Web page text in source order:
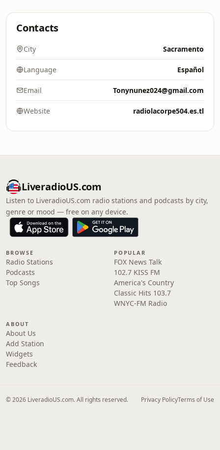
Contacts
City Sacramento
Language Español
Email Tonynunez024@gmail.com
Website radiolacorpe504.es.tl
LiveradioUS.com
Listen to LiveradioUS.com radio stations and podcasts by city,
genre or mood — free on any device.
BROWSE
Radio Stations
Podcasts
Top Songs
POPULAR
FOX News Talk
102.7 KISS FM
America's Country
Classic Hits 103.7
WNYC-FM Radio
ABOUT
About Us
Add Station
Widgets
Feedback
© 2026 LiveradioUS.com. All rights reserved. Privacy PolicyTerms of Use